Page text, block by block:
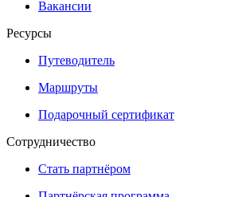
Вакансии
Ресурсы
Путеводитель
Маршруты
Подарочный сертификат
Сотрудничество
Стать партнёром